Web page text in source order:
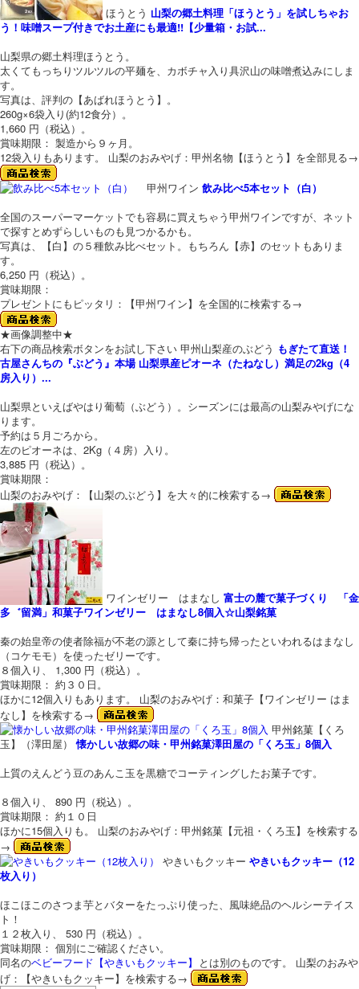
ほうとう 山梨の郷土料理「ほうとう」を試しちゃお
う！味噌スープ付きでお土産にも最適!!【少量箱・お試...
山梨県の郷土料理ほうとう。
太くてもっちりツルツルの平麺を、カボチャ入り具沢山の味噌煮込みにしま
す。
写真は、評判の【あばれほうとう】。
260g×6袋入り(約12食分）。
1,660 円（税込）。
賞味期限： 製造から９ヶ月。
12袋入りもあります。 山梨のおみやげ：甲州名物【ほうとう】を全部見る→
甲州ワイン 飲み比べ5本セット（白）
全国のスーパーマーケットでも容易に買えちゃう甲州ワインですが、ネット
で探すとめずらしいものも見つかるかも。
写真は、【白】の５種飲み比べセット。もちろん【赤】のセットもありま
す。
6,250 円（税込）。
賞味期限：
プレゼントにもピッタリ：【甲州ワイン】を全国的に検索する→
★画像調整中★
右下の商品検索ボタンをお試し下さい 甲州山梨産のぶどう もぎたて直送！
古屋さんちの『ぶどう』本場 山梨県産ピオーネ（たねなし）満足の2kg（4
房入り）...
山梨県といえばやはり葡萄（ぶどう）。シーズンには最高の山梨みやげにな
ります。
予約は５月ごろから。
左のピオーネは、2Kg（４房）入り。
3,885 円（税込）。
賞味期限：
山梨のおみやげ：【山梨のぶどう】を大々的に検索する→
ワインゼリー はまなし 富士の麓で菓子づくり 「金
多゛留満」和菓子ワインゼリー はまなし8個入☆山梨銘菓
秦の始皇帝の使者除福が不老の源として秦に持ち帰ったといわれるはまなし
（コケモモ）を使ったゼリーです。
８個入り、 1,300 円（税込）。
賞味期限： 約３０日。
ほかに12個入りもあります。 山梨のおみやげ：和菓子【ワインゼリー はま
なし】を検索する→
甲州銘菓【くろ
玉】（澤田屋）懐かしい故郷の味・甲州銘菓澤田屋の「くろ玉」8個入
上質のえんどう豆のあんこ玉を黒糖でコーティングしたお菓子です。
８個入り、 890 円（税込）。
賞味期限： 約１０日
ほかに15個入りも。 山梨のおみやげ：甲州銘菓【元祖・くろ玉】を検索する
→
やきいもクッキー やきいもクッキー（12
枚入り）
ほこほこのさつま芋とバターをたっぷり使った、風味絶品のヘルシーテイス
ト！
１２枚入り、 530 円（税込）。
賞味期限： 個別にご確認ください。
同名のベビーフード【やきいもクッキー】 とは別のものです。 山梨のおみや
げ：【やきいもクッキー】を検索する→